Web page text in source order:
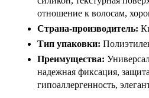
отношение к волосам,
Страна-производитель:
Тип упаковки:
Преимущества:
надежная фиксация,
гипоаллергенность,